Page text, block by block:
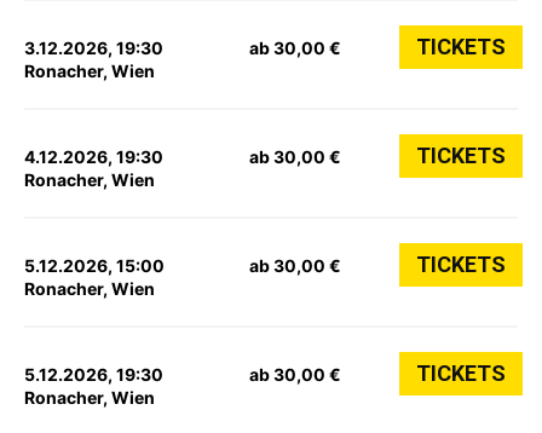
3.12.2026, 19:30
Ronacher, Wien
ab 30,00 € TICKETS
4.12.2026, 19:30
Ronacher, Wien
ab 30,00 € TICKETS
5.12.2026, 15:00
Ronacher, Wien
ab 30,00 € TICKETS
5.12.2026, 19:30
Ronacher, Wien
ab 30,00 € TICKETS